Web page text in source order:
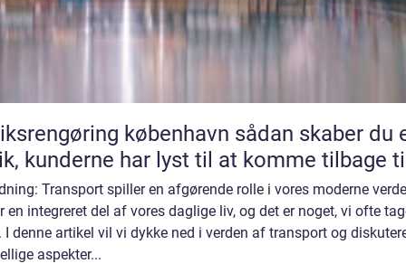
københavn sådan skaber du en
kunderne har lyst til at komme tilbage
Transport spiller en afgørende rolle i vores moderne
en integreret del af vores daglige liv, og det er noget, vi ofte
I denne artikel vil vi dykke ned i verden af transport og
aspekter...